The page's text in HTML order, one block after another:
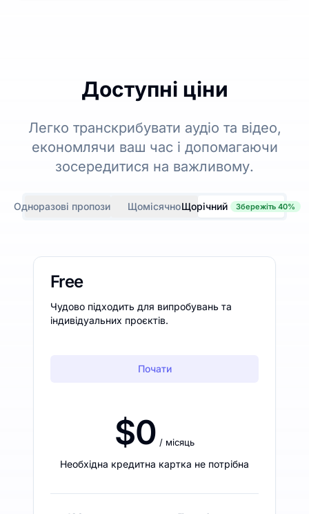
Доступні ціни
Легко транскрибувати аудіо та відео,
економлячи ваш час і допомагаючи
зосередитися на важливому.
Одноразові пропозиції ЩомісячноЩорічний Збережіть 40%
Free
Чудово підходить для випробувань та
індивідуальних проєктів.
Почати
$0 / місяць
Необхідна кредитна картка не потрібна